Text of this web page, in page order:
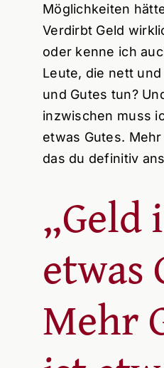
Möglichkeiten
Verdirbt Geld
oder kenne ich
Leute, die nett
und Gutes tun?
inzwischen muss
etwas Gutes.
das du definitiv
„Geld
etwas
Mehr